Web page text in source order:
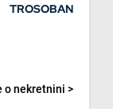
TROSOBAN
o nekretnini >